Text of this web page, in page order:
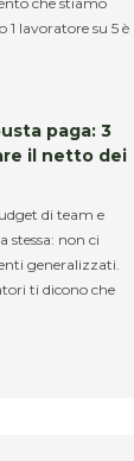
1 lavoratore su 5 è
paga: 3
il netto dei
di team e
stessa: non ci
generalizzati.
ti dicono che